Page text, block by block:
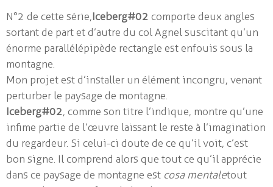
N°2 de cette série,Iceberg#02 comporte deux angles
sortant de part et d’autre du col Agnel suscitant qu’un
énorme parallélépipède rectangle est enfouis sous la
montagne.
Mon projet est d’installer un élément incongru, venant
perturber le paysage de montagne.
Iceberg#02, comme son titre l’indique, montre qu’une
infime partie de l’œuvre laissant le reste à l’imagination
du regardeur. Si celui-ci doute de ce qu’il voit, c’est
bon signe. Il comprend alors que tout ce qu’il apprécie
dans ce paysage de montagne est cosa mentaletout